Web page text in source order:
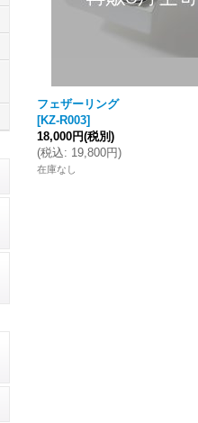
フェザーリング
[KZ-R003]
18,000円(税別)
(税込: 19,800円)
在庫なし